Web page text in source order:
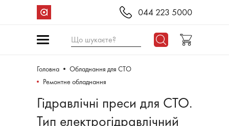
044 223 5000
Що шукаєте?
Головна
Обладнання для СТО
Ремонтне обладнання
Гідравлічні преси для СТО.
Тип електрогідравлічний